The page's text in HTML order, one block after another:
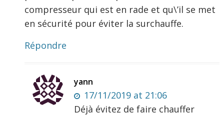
compresseur qui est en rade et qu\’il se met
en sécurité pour éviter la surchauffe.
Répondre
yann
17/11/2019 at 21:06
Déjà évitez de faire chauffer